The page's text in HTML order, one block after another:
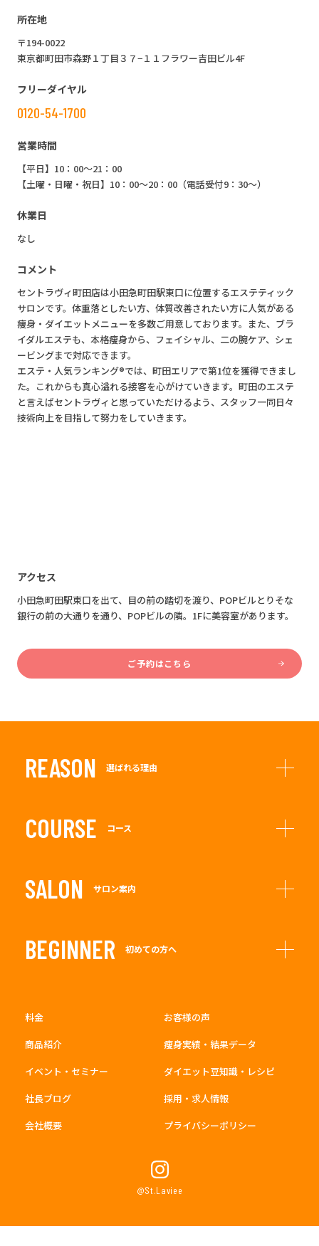
所在地
〒194-0022
東京都町田市森野１丁目３７−１１フラワー吉田ビル4F
フリーダイヤル
0120-54-1700
営業時間
【平日】10：00～21：00
【土曜・日曜・祝日】10：00～20：00（電話受付9：30～）
休業日
なし
コメント
セントラヴィ町田店は小田急町田駅東口に位置するエステティック
サロンです。体重落としたい方、体質改善されたい方に人気がある
痩身・ダイエットメニューを多数ご用意しております。また、ブラ
イダルエステも、本格痩身から、フェイシャル、二の腕ケア、シェ
ービングまで対応できます。
エステ・人気ランキング®では、町田エリアで第1位を獲得できまし
た。これからも真心溢れる接客を心がけていきます。町田のエステ
と言えばセントラヴィと思っていただけるよう、スタッフ一同日々
技術向上を目指して努力をしていきます。
アクセス
小田急町田駅東口を出て、目の前の踏切を渡り、POPビルとりそな
銀行の前の大通りを通り、POPビルの隣。1Fに美容室があります。
ご予約はこちら
REASON 選ばれる理由
COURSE コース
SALON サロン案内
BEGINNER 初めての方へ
料金
お客様の声
商品紹介
痩身実績・結果データ
イベント・セミナー
ダイエット豆知識・レシピ
社長ブログ
採用・求人情報
会社概要
プライバシーポリシー
@St.Laviee